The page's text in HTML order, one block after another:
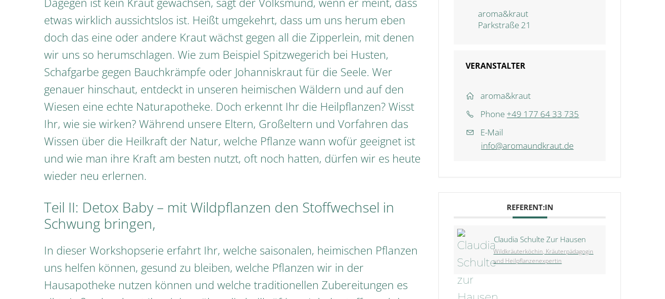
etwas wirklich aussichtslos ist. Heißt umgekehrt, dass um uns herum eben
doch das eine oder andere Kraut wächst gegen all die Zipperlein, mit denen
wir uns so herumschlagen. Wie zum Beispiel Spitzwegerich bei Husten,
Schafgarbe gegen Bauchkrämpfe oder Johanniskraut für die Seele. Wer
genauer hinschaut, entdeckt in unseren heimischen Wäldern und auf den
Wiesen eine echte Naturapotheke. Doch erkennt Ihr die Heilpflanzen? Wisst
Ihr, wie sie wirken? Während unsere Eltern, Großeltern und Vorfahren das
Wissen über die Heilkraft der Natur, welche Pflanze wann wofür geeignet ist
und wie man ihre Kraft am besten nutzt, oft noch hatten, dürfen wir es heute
wieder neu erlernen.
Teil II: Detox Baby – mit Wildpflanzen den Stoffwechsel in
Schwung bringen,
In dieser Workshopserie erfahrt Ihr, welche saisonalen, heimischen Pflanzen
uns helfen können, gesund zu bleiben, welche Pflanzen wir in der
Hausapotheke nutzen können und welche traditionellen Zubereitungen es
aroma&kraut
Parkstraße 21
VERANSTALTER
aroma&kraut
Phone +49 177 64 33 735
E-Mail
info@aromaundkraut.de
REFERENT:IN
Claudia Schulte Zur Hausen
Wildkräuterköchin, Kräuterpädagogin
und Heilpflanzenexpertin